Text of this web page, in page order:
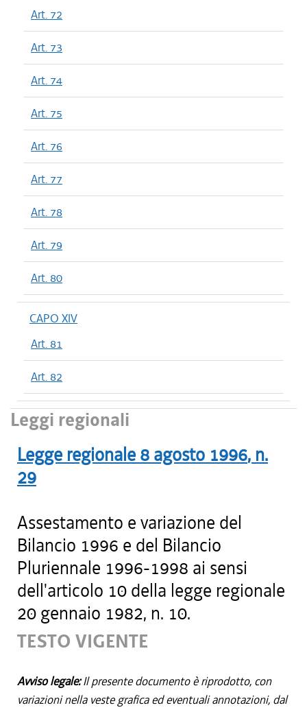
Art. 72
Art. 73
Art. 74
Art. 75
Art. 76
Art. 77
Art. 78
Art. 79
Art. 80
CAPO XIV
Art. 81
Art. 82
Leggi regionali
Legge regionale 8 agosto 1996, n.
29
Assestamento e variazione del
Bilancio 1996 e del Bilancio
Pluriennale 1996-1998 ai sensi
dell'articolo 10 della legge regionale
20 gennaio 1982, n. 10.
TESTO VIGENTE
Avviso legale:Il presente documento è riprodotto, con
variazioni nella veste grafica ed eventuali annotazioni, dal